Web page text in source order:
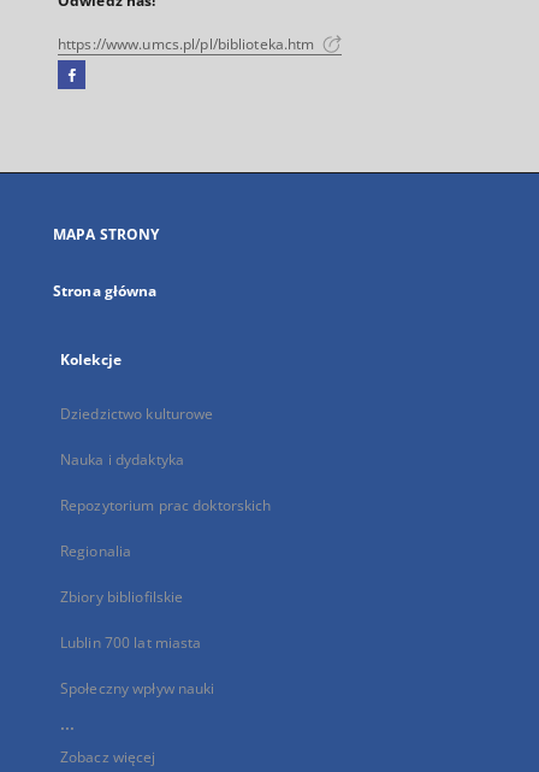
https://www.umcs.pl/pl/biblioteka.htm
Facebook
się
karcie
MAPA STRONY
Strona główna
Kolekcje
Dziedzictwo kulturowe
Nauka i dydaktyka
Repozytorium prac doktorskich
Regionalia
Zbiory bibliofilskie
Lublin 700 lat miasta
Społeczny wpływ nauki
...
Zobacz więcej